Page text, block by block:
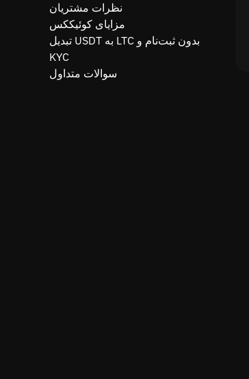
نظرات مشتریان
مزایای کوئیککس
تبدیل USDT به LTC بدون ثبت‌نام و
KYC
سوالات متداول